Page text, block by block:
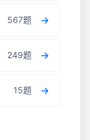
567题
249题
15题